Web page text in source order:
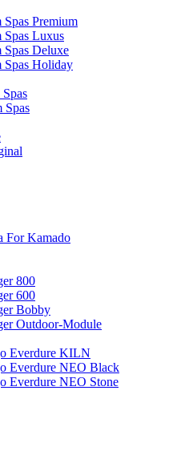
Spas Premium
Spas Luxus
Spas Deluxe
Spas Holiday
Spas
For Kamado
800
600
Bobby
Outdoor-Module
Everdure KILN
Everdure NEO Black
Everdure NEO Stone